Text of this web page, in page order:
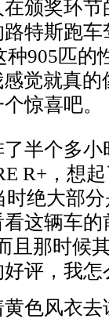
颁奖环
特斯跑
种905匹的
觉就真
惊喜吧。
半个多小
R+，想
绝大部
这辆车
且那时候
评，我怎
风衣去